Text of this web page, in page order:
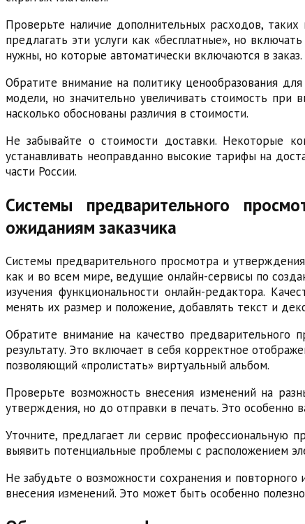
Проверьте наличие дополнительных расходов,
предлагать эти услуги как «бесплатные», но
нужны, но которые автоматически включаются в заказ.
Обратите внимание на политику ценообразования
модели, но значительно увеличивать стоимость
насколько обоснованы различия в стоимости.
Не забывайте о стоимости доставки. Некоторые
устанавливать неоправданно высокие тарифы на
части России.
Системы предварительного
ожиданиям заказчика
Системы предварительного просмотра и
как и во всем мире, ведущие онлайн-сервисы по
изучения функциональности онлайн-редактора.
менять их размер и положение, добавлять текст и
Обратите внимание на качество предварительного
результату. Это включает в себя корректное
позволяющий «пролистать» виртуальный альбом.
Проверьте возможность внесения изменений на
утверждения, но до отправки в печать. Это особенно
Уточните, предлагает ли сервис
выявить потенциальные проблемы с расположением
Не забудьте о возможности сохранения и
внесения изменений. Это может быть особенно